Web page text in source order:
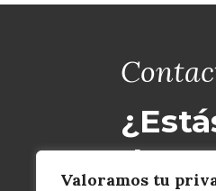
Valoramos tu
de